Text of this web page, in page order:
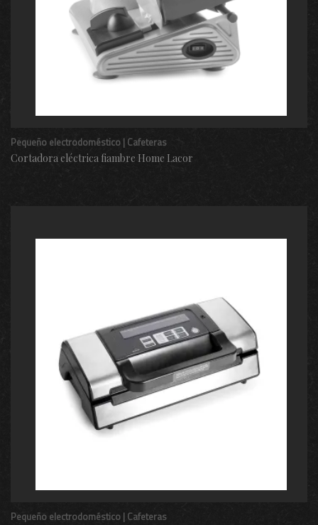
Pequeño electrodoméstico | Cafeteras
Cortadora eléctrica fiambre Home Lacor
Pequeño electrodoméstico | Cafeteras